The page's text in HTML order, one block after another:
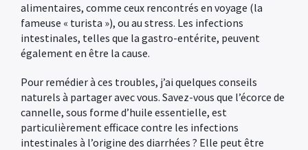
alimentaires, comme ceux rencontrés en voyage (la
fameuse « turista »), ou au stress. Les infections
intestinales, telles que la gastro-entérite, peuvent
également en être la cause.
Pour remédier à ces troubles, j’ai quelques conseils
naturels à partager avec vous. Savez-vous que l’écorce de
cannelle, sous forme d’huile essentielle, est
particulièrement efficace contre les infections
intestinales à l’origine des diarrhées ? Elle peut être